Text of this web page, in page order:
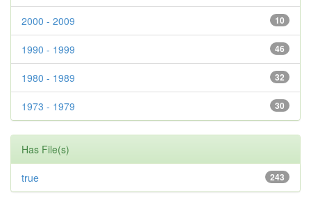
10
2000 - 2009
46
1990 - 1999
32
1980 - 1989
30
1973 - 1979
Has File(s)
243
true